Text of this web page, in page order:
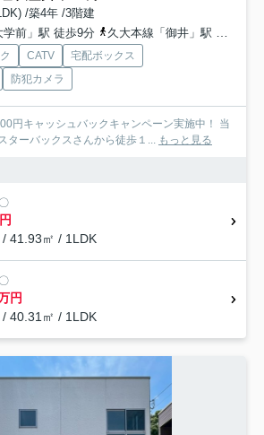
/築4年 /3階建
学前」駅 徒歩9分
久大本線「御井」駅 徒歩27分
CATV
宅配ボックス
防犯カメラ
円キャッシュバックキャンペーン実施中！ 当
ターバックスさんから徒歩１... もっと見る
/ 41.93㎡ / 1LDK
円
/ 40.31㎡ / 1LDK